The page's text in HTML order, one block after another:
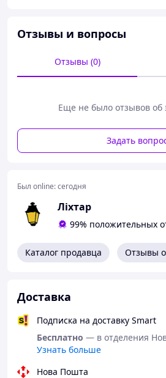
игрушка изготовлена из
высота фигурки – 30 см;
игрушка имеет 6 точек
Отзывы и вопросы
Отзывы (0)
Еще не было отзывов об
Задать
Был online:сегодня
Ліхтар
99% положительных
Каталог продавца Отзывы
Доставка
Подписка на доставку Smart
Бесплатно — в отделения
Узнать больше
Нова Пошта